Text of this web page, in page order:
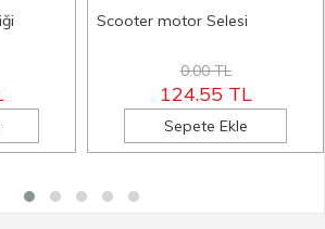
Scooter motor Selesi
0.00 TL
124.55 TL
Sepete Ekle